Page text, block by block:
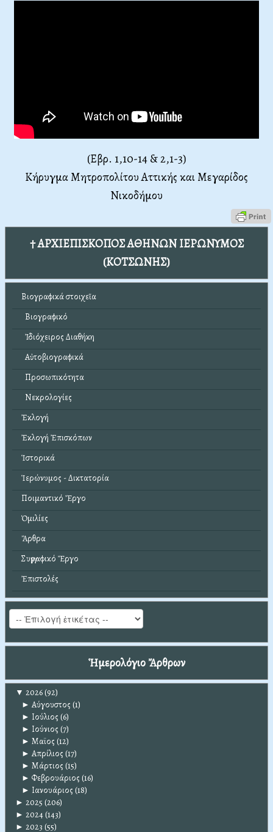
(Εβρ. 1,10-14 & 2,1-3)
Κήρυγμα Μητροπολίτου Αττικής και Μεγαρίδος
Νικοδήμου
† ΑΡΧΙΕΠΙΣΚΟΠΟΣ ΑΘΗΝΩΝ ΙΕΡΩΝΥΜΟΣ
(ΚΟΤΣΩΝΗΣ)
Βιογραφικά στοιχεῖα
Βιογραφικό
Ἰδιόχειρος Διαθήκη
Αὐτοβιογραφικά
Προσωπικότητα
Νεκρολογίες
Ἐκλογή
Ἐκλογή Ἐπισκόπων
Ἱστορικά
Ἱερώνυμος - Δικτατορία
Ποιμαντικό Ἔργο
Ὁμιλίες
Ἄρθρα
Συγγραφικό Ἔργο
Ἐπιστολές
Ἡμερολόγιο Ἄρθρων
▼ 2026(92)
► Αύγουστος (1)
► Ιούλιος (6)
► Ιούνιος (7)
► Μαϊος (12)
► Απρίλιος (17)
► Μάρτιος (15)
► Φεβρουάριος (16)
► Ιανουάριος (18)
► 2025 (206)
► 2024(143)
► 2023 (55)